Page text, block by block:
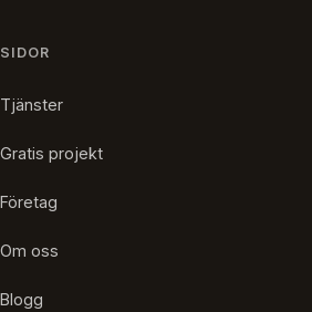
SIDOR
Tjänster
Gratis projekt
Företag
Om oss
Blogg